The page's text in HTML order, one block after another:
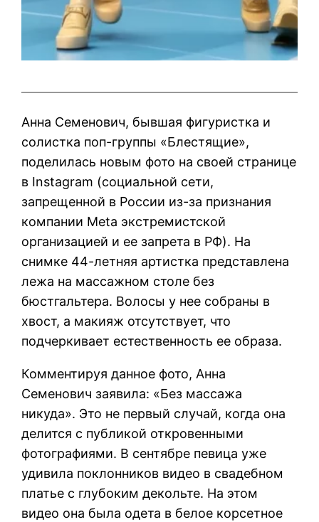
Анна Семенович, бывшая фигуристка и
солистка поп-группы «Блестящие»,
поделилась новым фото на своей странице
в Instagram (социальной сети,
запрещенной в России из-за признания
компании Meta экстремистской
организацией и ее запрета в РФ). На
снимке 44-летняя артистка представлена
лежа на массажном столе без
бюстгальтера. Волосы у нее собраны в
хвост, а макияж отсутствует, что
подчеркивает естественность ее образа.
Комментируя данное фото, Анна
Семенович заявила: «Без массажа
никуда». Это не первый случай, когда она
делится с публикой откровенными
фотографиями. В сентябре певица уже
удивила поклонников видео в свадебном
платье с глубоким декольте. На этом
видео она была одета в белое корсетное